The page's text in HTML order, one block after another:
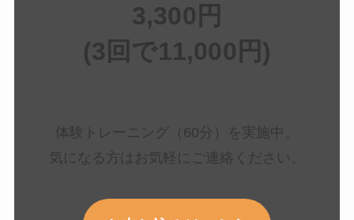
3,300円
(3回で11,000円)
体験トレーニング（60分）を実施中。
気になる方はお気軽にご連絡ください。